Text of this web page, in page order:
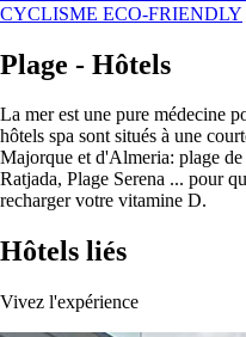
CYCLISME ECO-FRIENDLY
Plage - Hôtels
La mer est une pure médecine
hôtels spa sont situés à une
Majorque et d'Almeria: plage
Ratjada, Plage Serena ... pour
recharger votre vitamine D.
Hôtels liés
Vivez l'expérience